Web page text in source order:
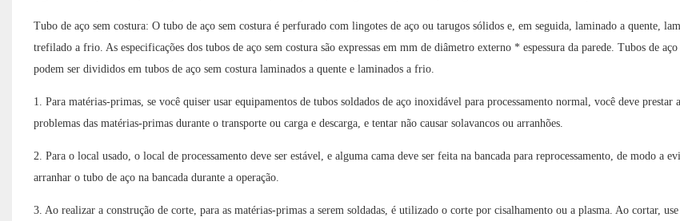
Tubo de aço sem costura: O tubo de aço sem costura é perfurado com lingotes de aço ou tarugos sólidos e, em seguida, laminado a quente,
trefilado a frio. As especificações dos tubos de aço sem costura são expressas em mm de diâmetro externo * espessura da parede. Tubos de aço
podem ser divididos em tubos de aço sem costura laminados a quente e laminados a frio.
1. Para matérias-primas, se você quiser usar equipamentos de tubos soldados de aço inoxidável para processamento normal, você deve prestar
problemas das matérias-primas durante o transporte ou carga e descarga, e tentar não causar solavancos ou arranhões.
2. Para o local usado, o local de processamento deve ser estável, e alguma cama deve ser feita na bancada para reprocessamento, de modo a
arranhar o tubo de aço na bancada durante a operação.
3. Ao realizar a construção de corte, para as matérias-primas a serem soldadas, é utilizado o corte por cisalhamento ou a plasma. Ao cortar,